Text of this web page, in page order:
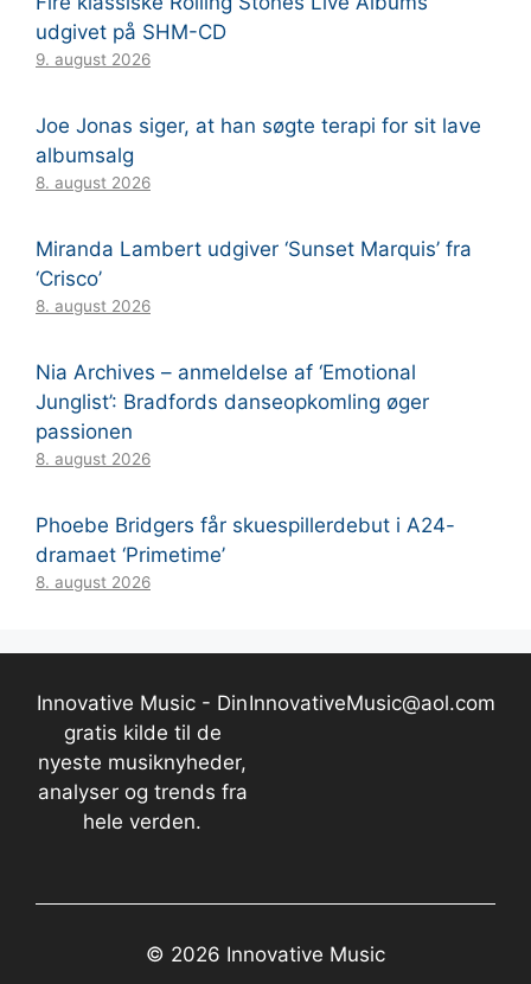
udgivet på SHM-CD
9. august 2026
Joe Jonas siger, at han søgte terapi for sit lave
albumsalg
8. august 2026
Miranda Lambert udgiver ‘Sunset Marquis’ fra
‘Crisco’
8. august 2026
Nia Archives – anmeldelse af ‘Emotional
Junglist’: Bradfords danseopkomling øger
passionen
8. august 2026
Phoebe Bridgers får skuespillerdebut i A24-
dramaet ‘Primetime’
8. august 2026
Innovative Music - Din
gratis kilde til de
nyeste musiknyheder,
analyser og trends fra
hele verden.
InnovativeMusic@aol.com
© 2026 Innovative Music